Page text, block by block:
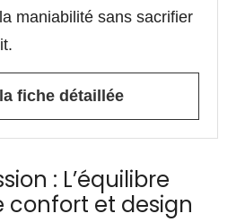
maniabilité sans sacrifier
fiche détaillée
: L’équilibre
confort et design